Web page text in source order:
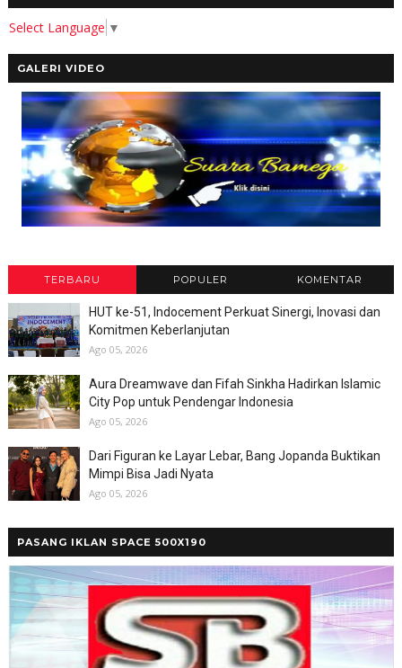
Select Language ▼
GALERI VIDEO
TERBARU POPULER KOMENTAR
HUT ke-51, Indocement Perkuat Sinergi, Inovasi dan
Komitmen Keberlanjutan
Ago 05, 2026
Aura Dreamwave dan Fifah Sinkha Hadirkan Islamic
City Pop untuk Pendengar Indonesia
Ago 05, 2026
Dari Figuran ke Layar Lebar, Bang Jopanda Buktikan
Mimpi Bisa Jadi Nyata
Ago 05, 2026
PASANG IKLAN SPACE 500X190